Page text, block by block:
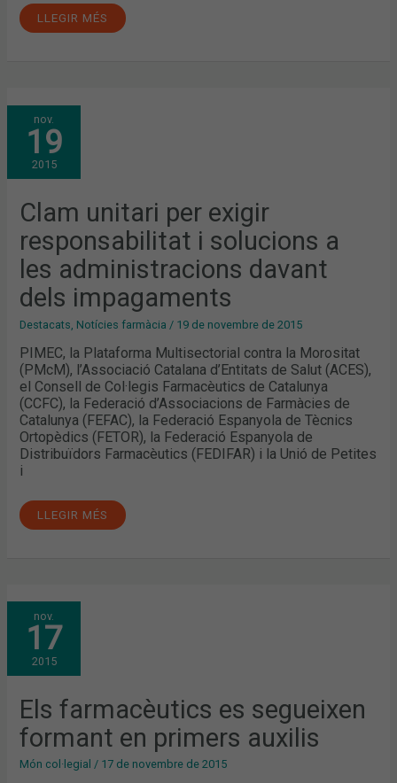
LLEGIR MÉS
nov.
19
2015
Clam unitari per exigir
responsabilitat i solucions a
les administracions davant
dels impagaments
Destacats Notícies farmàcia / 19 de novembre de 2015
PIMEC, la Plataforma Multisectorial contra la Morositat
(PMcM), l’Associació Catalana d’Entitats de Salut (ACES),
el Consell de Col·legis Farmacèutics de Catalunya
(CCFC), la Federació d’Associacions de Farmàcies de
Catalunya (FEFAC), la Federació Espanyola de Tècnics
Ortopèdics (FETOR), la Federació Espanyola de
Distribuïdors Farmacèutics (FEDIFAR) i la Unió de Petites
i
CLAM
UNITARI
PER
EXIGIR
RESPONSABILITAT
I
SOLUCIONS
LES
ADMINISTRACIONS
DAVANT
DELS
IMPAGAMENTS
LLEGIR MÉS
nov.
17
2015
Els farmacèutics es segueixen
formant en primers auxilis
Món col·legial / 17 de novembre de 2015
ELS
FARMACÈUTICS
ES
SEGUEIXEN
FORMANT
EN
PRIMERS